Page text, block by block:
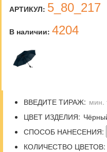
АРТИКУЛ: 5_80_217
В наличии: 4204
ВВЕДИТЕ ТИРАЖ:
ЦВЕТ ИЗДЕЛИЯ:
СПОСОБ НАНЕСЕНИЯ:
КОЛИЧЕСТВО ЦВЕТОВ: